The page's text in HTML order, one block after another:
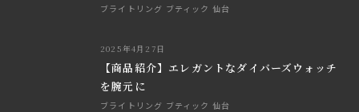
ブライトリング ブティック 仙台
2025年4月27日
【商品紹介】エレガントなダイバーズウォッチ
を腕元に
ブライトリング ブティック 仙台